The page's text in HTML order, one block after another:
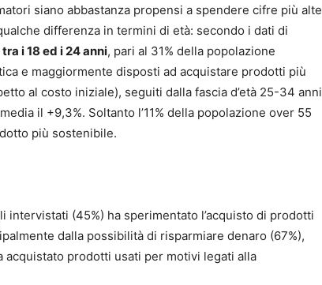
siano abbastanza propensi a spendere cifre più alte
differenza in termini di età: secondo i dati di
i 18 ed i 24 anni, pari al 31% della popolazione
e maggiormente disposti ad acquistare prodotti più
al costo iniziale), seguiti dalla fascia d’età 25-34 anni
il +9,3%. Soltanto l’11% della popolazione over 55
più sostenibile.
intervistati (45%) ha sperimentato l’acquisto di prodotti
dalla possibilità di risparmiare denaro (67%),
prodotti usati per motivi legati alla